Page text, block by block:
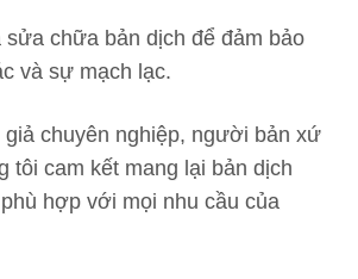
sửa chữa bản dịch để đảm bảo
và sự mạch lạc.
chuyên nghiệp, người bản xứ
tôi cam kết mang lại bản dịch
hợp với mọi nhu cầu của